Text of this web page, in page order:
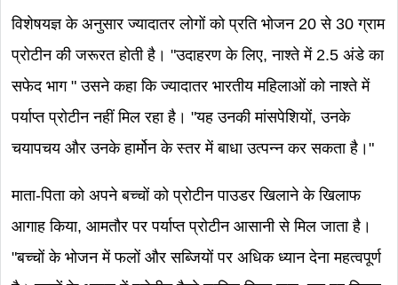
विशेषयज्ञ के अनुसार ज्यादातर लोगों को प्रति भोजन 20 से 30 ग्राम
प्रोटीन की जरूरत होती है। "उदाहरण के लिए, नाश्ते में 2.5 अंडे का
सफेद भाग " उसने कहा कि ज्यादातर भारतीय महिलाओं को नाश्ते में
पर्याप्त प्रोटीन नहीं मिल रहा है। "यह उनकी मांसपेशियों, उनके
चयापचय और उनके हार्मोन के स्तर में बाधा उत्पन्न कर सकता है।"
माता-पिता को अपने बच्चों को प्रोटीन पाउडर खिलाने के खिलाफ
आगाह किया, आमतौर पर पर्याप्त प्रोटीन आसानी से मिल जाता है।
"बच्चों के भोजन में फलों और सब्जियों पर अधिक ध्यान देना महत्वपूर्ण